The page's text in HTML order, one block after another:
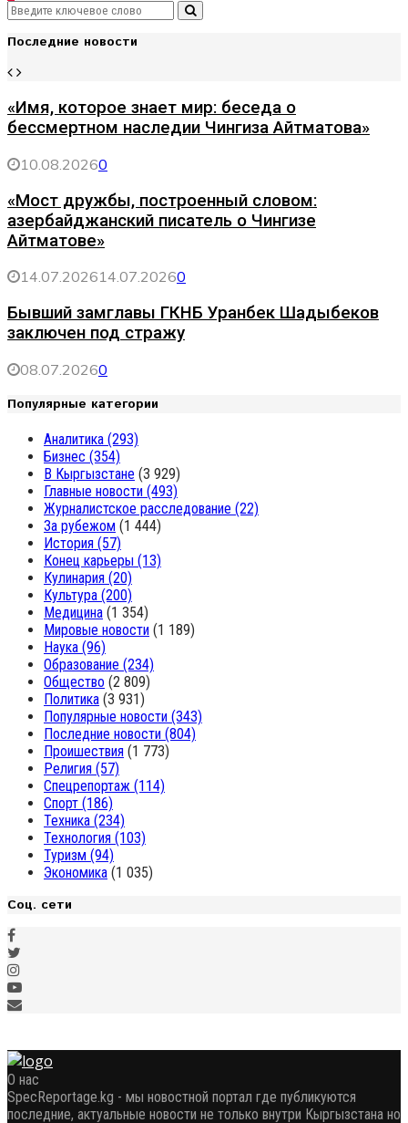
по
записям
Search
for:
Search
Последние новости
«Имя, которое знает мир: беседа о
бессмертном наследии Чингиза Айтматова»
10.08.20260
«Мост дружбы, построенный словом:
азербайджанский писатель о Чингизе
Айтматове»
14.07.202614.07.20260
Бывший замглавы ГКНБ Уранбек Шадыбеков
заключен под стражу
08.07.20260
Популярные категории
Аналитика (293)
Бизнес (354)
В Кыргызстане (3 929)
Главные новости (493)
Журналистское расследование (22)
За рубежом (1 444)
История (57)
Конец карьеры (13)
Кулинария (20)
Культура (200)
Медицина (1 354)
Мировые новости (1 189)
Наука (96)
Образование (234)
Общество (2 809)
Политика (3 931)
Популярные новости (343)
Последние новости (804)
Проишествия (1 773)
Религия (57)
Спецрепортаж (114)
Спорт (186)
Техника (234)
Технология (103)
Туризм (94)
Экономика (1 035)
Соц. сети
О нас
SpecReportage.kg - мы новостной портал где публикуются
последние, актуальные новости не только внутри Кыргызстана но